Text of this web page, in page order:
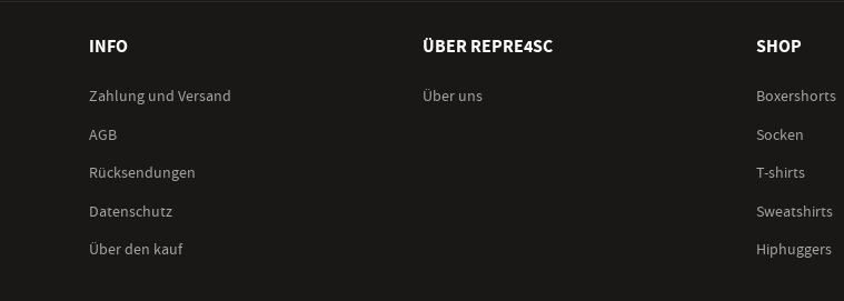
INFO
Zahlung und Versand
AGB
Rücksendungen
Datenschutz
Über den kauf
ÜBER REPRE4SC
Über uns
SHOP
Boxershorts
Socken
T-shirts
Sweatshirts
Hiphuggers